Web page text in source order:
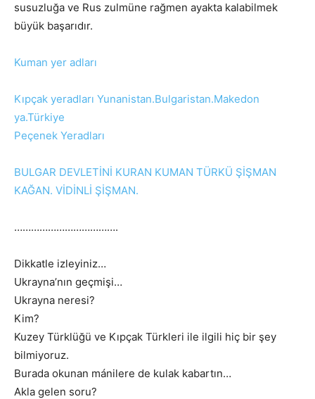
susuzluğa ve Rus zulmüne rağmen ayakta kalabilmek
büyük başarıdır.
Kuman yer adları
Kıpçak yeradları Yunanistan.Bulgaristan.Makedon
ya.Türkiye
Peçenek Yeradları
BULGAR DEVLETİNİ KURAN KUMAN TÜRKÜ ŞİŞMAN
KAĞAN. VİDİNLİ ŞİŞMAN.
……………………………….
Dikkatle izleyiniz…
Ukrayna’nın geçmişi…
Ukrayna neresi?
Kim?
Kuzey Türklüğü ve Kıpçak Türkleri ile ilgili hiç bir şey
bilmiyoruz.
Burada okunan mánilere de kulak kabartın…
Akla gelen soru?